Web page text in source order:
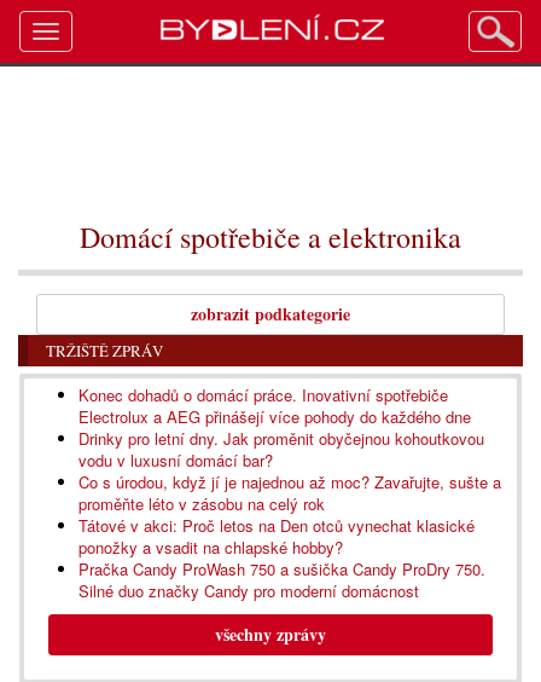
Domácí spotřebiče a elektronika
zobrazit podkategorie
TRŽIŠTĚ ZPRÁV
Konec dohadů o domácí práce. Inovativní spotřebiče
Electrolux a AEG přinášejí více pohody do každého dne
Drinky pro letní dny. Jak proměnit obyčejnou kohoutkovou
vodu v luxusní domácí bar?
Co s úrodou, když jí je najednou až moc? Zavařujte, sušte a
proměňte léto v zásobu na celý rok
Tátové v akci: Proč letos na Den otců vynechat klasické
ponožky a vsadit na chlapské hobby?
Pračka Candy ProWash 750 a sušička Candy ProDry 750.
Silné duo značky Candy pro moderní domácnost
všechny zprávy
Toggle
navigation